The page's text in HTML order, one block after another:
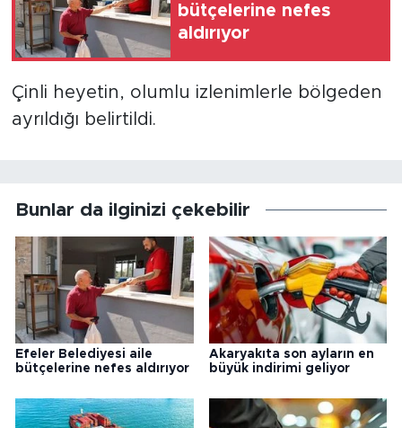
bütçelerine nefes
aldırıyor
Çinli heyetin, olumlu izlenimlerle bölgeden
ayrıldığı belirtildi.
Bunlar da ilginizi çekebilir
Efeler Belediyesi aile
bütçelerine nefes aldırıyor
Akaryakıta son ayların en
büyük indirimi geliyor